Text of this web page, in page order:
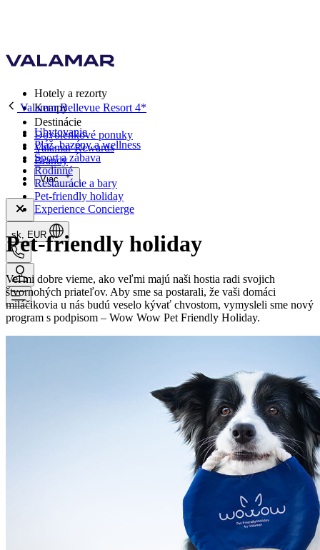
Hotely a rezorty
Kempy
Destinácie
Dovolenkové ponuky
Valamar Rewards
Brandy
Viac
sk, EUR
Valamar Bellevue Resort 4*
Ubytovanie
Pláž, bazény a wellness
Šport a zábava
Rodinné
Reštaurácie a bary
Pet-friendly holiday
Experience Concierge
Pet-friendly holiday
Veľmi dobre vieme, ako veľmi majú naši hostia radi svojich
štvornohých priateľov. Aby sme sa postarali, že vaši domáci
miláčikovia u nás budú veselo kývať chvostom, vymysleli sme nový
program s podpisom – Wow Wow Pet Friendly Holiday.